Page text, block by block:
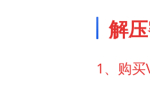
解
1、购